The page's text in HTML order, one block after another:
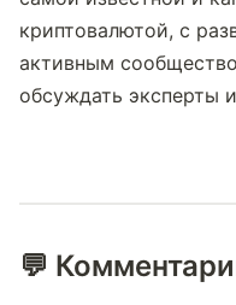
криптовалютой, с
активным
обсуждать эксперты
💬